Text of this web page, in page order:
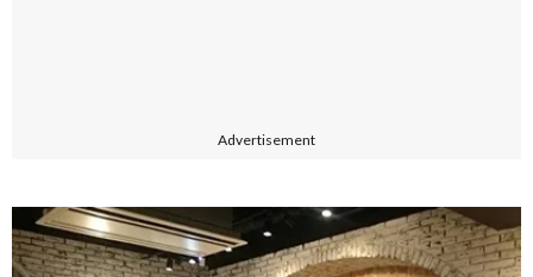
Advertisement